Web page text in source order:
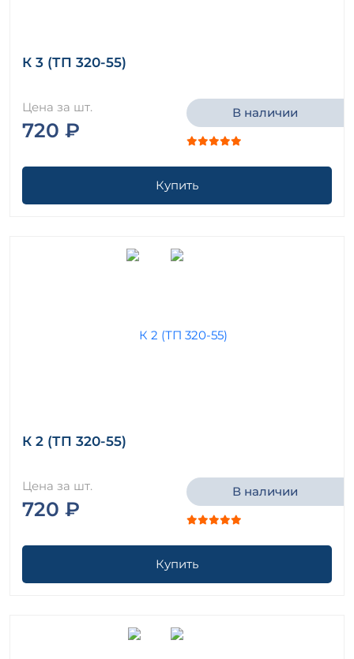
К 3 (ТП 320-55)
Цена за шт.
720 ₽
В наличии
Купить
К 2 (ТП 320-55)
Цена за шт.
720 ₽
В наличии
Купить